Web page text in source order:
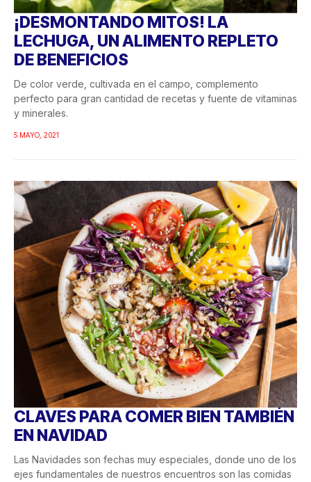
¡DESMONTANDO MITOS! LA
LECHUGA, UN ALIMENTO REPLETO
DE BENEFICIOS
De color verde, cultivada en el campo, complemento
perfecto para gran cantidad de recetas y fuente de vitaminas
y minerales.
5 MAYO, 2021
CLAVES PARA COMER BIEN TAMBIÉN
EN NAVIDAD
Las Navidades son fechas muy especiales, donde uno de los
ejes fundamentales de nuestros encuentros son las comidas